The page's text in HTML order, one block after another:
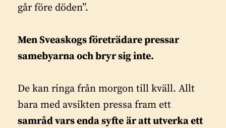
går före döden”.
Men Sveaskogs företrädare pressar
samebyarna och bryr sig inte.
De kan ringa från morgon till kväll. Allt
bara med avsikten pressa fram ett
samråd vars enda syfte är att utverka ett